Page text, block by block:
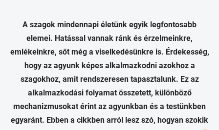
A szagok mindennapi életünk egyik legfontosabb
elemei. Hatással vannak ránk és érzelmeinkre,
emlékeinkre, sőt még a viselkedésünkre is. Érdekesség,
hogy az agyunk képes alkalmazkodni azokhoz a
szagokhoz, amit rendszeresen tapasztalunk. Ez az
alkalmazkodási folyamat összetett, különböző
mechanizmusokat érint az agyunkban és a testünkben
egyaránt. Ebben a cikkben arról lesz szó, hogyan szokik